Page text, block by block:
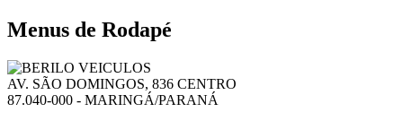
Menus de Rodapé
AV. SÃO DOMINGOS, 836 CENTRO
87.040-000 - MARINGÁ/PARANÁ